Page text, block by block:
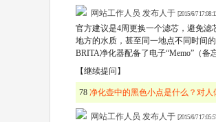
网站工作人员 发布人于 [2015/6/7
官方建议是4周更换一个滤芯，避免
地方的水质，甚至同一地点不同时间
BRITA净化器配备了电子“Memo”（备
【继续提问】
78 净化壶中的黑色小点是什么？对人
网站工作人员 发布人于 [2015/6/7